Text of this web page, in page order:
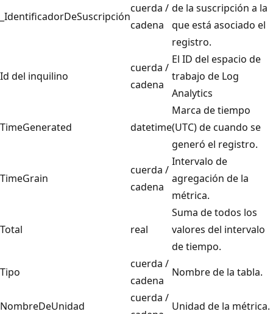
_IdentificadorDeSuscripción
cuerda /
cadena
de la suscripción a la
que está asociado el
registro.
Id del inquilino
cuerda /
cadena
El ID del espacio de
trabajo de Log
Analytics
TimeGenerated datetime
Marca de tiempo
(UTC) de cuando se
generó el registro.
TimeGrain
cuerda /
cadena
Intervalo de
agregación de la
métrica.
Total real
Suma de todos los
valores del intervalo
de tiempo.
Tipo
cuerda /
cadena
Nombre de la tabla.
NombreDeUnidad
cuerda /
Unidad de la métrica.